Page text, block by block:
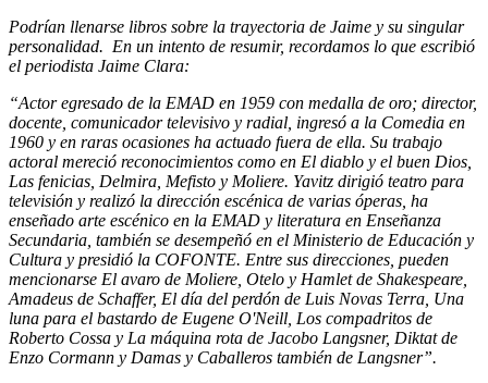
Podrían llenarse libros sobre la trayectoria de Jaime y su singular
personalidad. En un intento de resumir, recordamos lo que escribió
el periodista Jaime Clara:
“Actor egresado de la EMAD en 1959 con medalla de oro; director,
docente, comunicador televisivo y radial, ingresó a la Comedia en
1960 y en raras ocasiones ha actuado fuera de ella. Su trabajo
actoral mereció reconocimientos como en El diablo y el buen Dios,
Las fenicias, Delmira, Mefisto y Moliere. Yavitz dirigió teatro para
televisión y realizó la dirección escénica de varias óperas, ha
enseñado arte escénico en la EMAD y literatura en Enseñanza
Secundaria, también se desempeñó en el Ministerio de Educación y
Cultura y presidió la COFONTE. Entre sus direcciones, pueden
mencionarse El avaro de Moliere, Otelo y Hamlet de Shakespeare,
Amadeus de Schaffer, El día del perdón de Luis Novas Terra, Una
luna para el bastardo de Eugene O'Neill, Los compadritos de
Roberto Cossa y La máquina rota de Jacobo Langsner, Diktat de
Enzo Cormann y Damas y Caballeros también de Langsner”.